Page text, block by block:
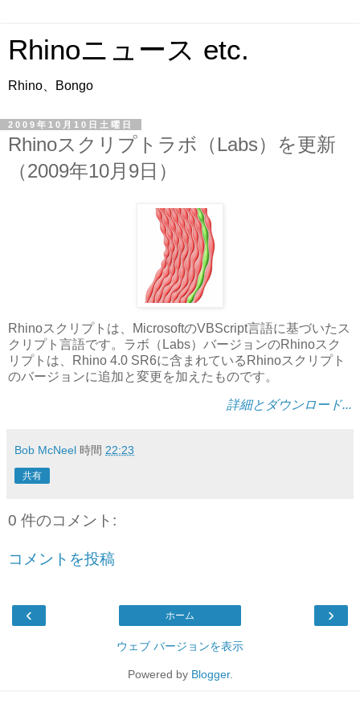
Rhinoニュース etc.
Rhino、Bongo
2009年10月10日土曜日
Rhinoスクリプトラボ（Labs）を更新
（2009年10月9日）
Rhinoスクリプトは、MicrosoftのVBScript言語に基づいたス
クリプト言語です。ラボ（Labs）バージョンのRhinoスク
リプトは、Rhino 4.0 SR6に含まれているRhinoスクリプト
のバージョンに追加と変更を加えたものです。
詳細とダウンロード...
Bob McNeel 時間 22:23
共有
0 件のコメント:
コメントを投稿
‹ ›
ホーム
ウェブ バージョンを表示
Powered by Blogger.